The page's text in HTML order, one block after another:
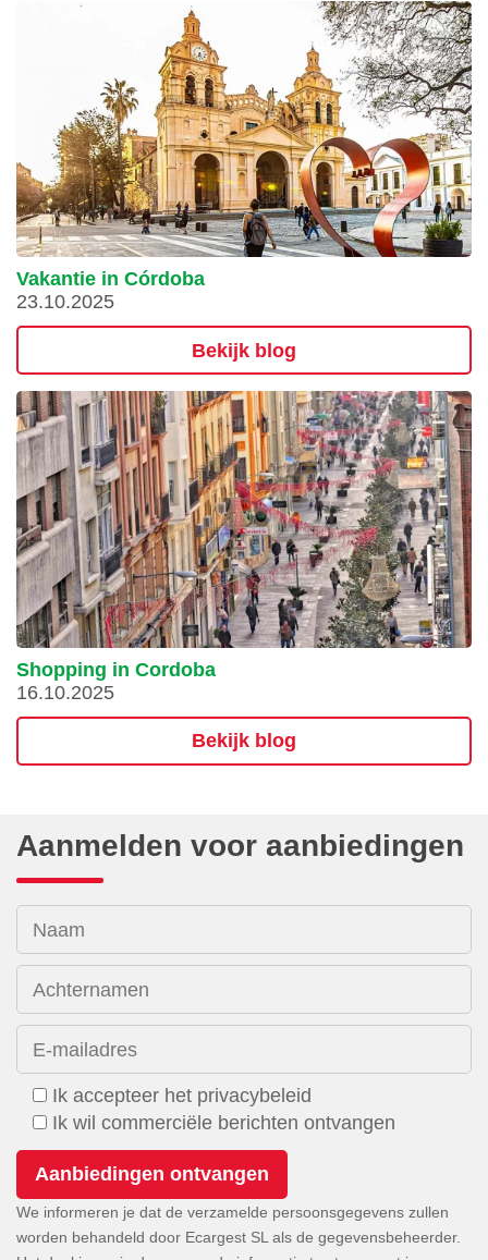
Vakantie in Córdoba
23.10.2025
Bekijk blog
Shopping in Cordoba
16.10.2025
Bekijk blog
Aanmelden voor aanbiedingen
Naam
Achternamen
E-mailadres
Ik accepteer het privacybeleid
Ik wil commerciële berichten ontvangen
We informeren je dat de verzamelde persoonsgegevens zullen
worden behandeld door Ecargest SL als de gegevensbeheerder.